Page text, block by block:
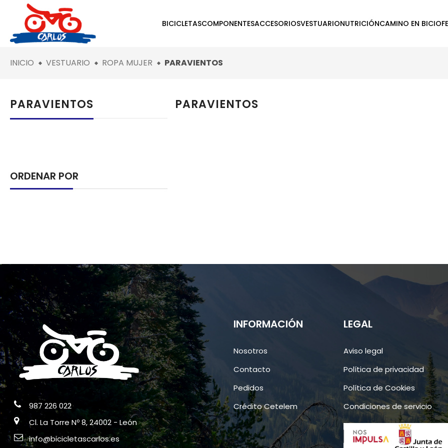
BICICLETASCOMPONENTESACCESORIOSVESTUARIONUTRICIÓNCAMINO EN BICI
INICIO VESTUARIO ROPA MUJER PARAVIENTOS
PARAVIENTOS
ORDENAR POR
PARAVIENTOS
987 226 022
Cl. La Torre Nº 8, 24002 - León
info@bicicletascarlos.es
INFORMACIÓN
Nosotros
Contacto
Pedidos
Crédito Cetelem
LEGAL
Aviso legal
Política de privacidad
Política de Cookies
Condiciones de servicio